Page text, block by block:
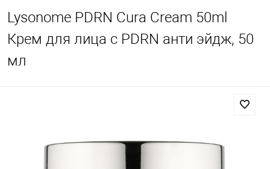
Lysonome PDRN Cura Cream 50ml
Крем для лица с PDRN анти эйдж, 50
мл